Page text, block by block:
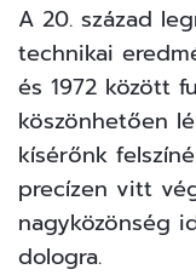
A 20. század
technikai
és 1972 között
köszönhetően
kísérőnk
precízen vitt
nagyközönség
dologra.